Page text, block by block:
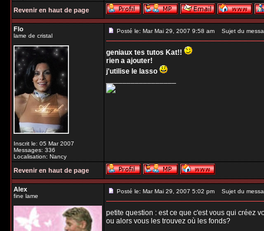
Revenir en haut de page
Flo
lame de cristal
Inscrit le: 05 Mar 2007
Messages: 336
Localisation: Nancy
Posté le: Mar Mai 29, 2007 9:58 am Sujet du
geniaux tes tutos Kat!!
rien a ajouter!
j'utilise le lasso
_________________
Revenir en haut de page
Alex
fine lame
Posté le: Mar Mai 29, 2007 5:02 pm Sujet du
petite question : est ce que c'est vous qui créez
ou alors vous les trouvez où les fonds?